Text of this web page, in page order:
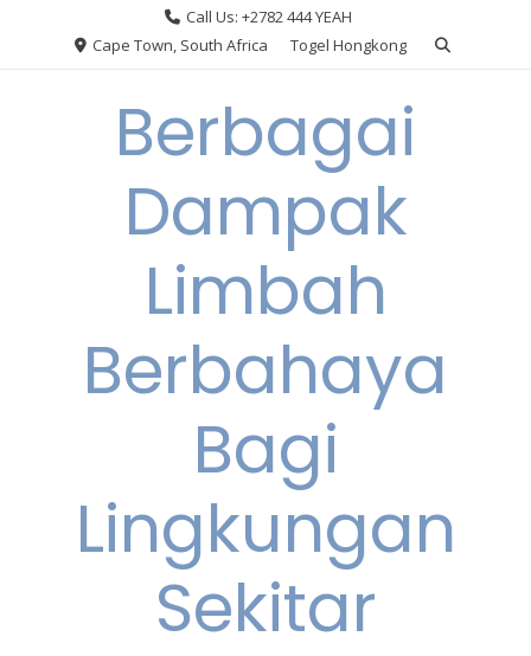
Call Us: +2782 444 YEAH
Cape Town, South Africa
Togel Hongkong
Berbagai
Dampak
Limbah
Berbahaya
Bagi
Lingkungan
Sekitar